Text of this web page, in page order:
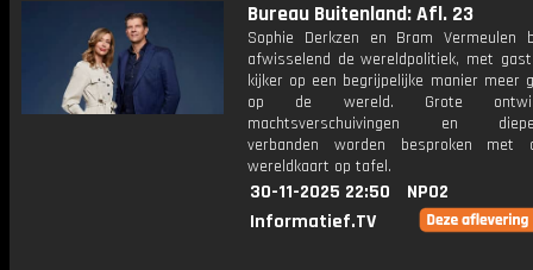
Bureau Buitenland: Afl. 23
Sophie Derkzen en Bram Vermeulen
afwisselend de wereldpolitiek, met
kijker op een begrijpelijke manier meer
op de wereld. Grote
machtsverschuivingen en
verbanden worden besproken met
wereldkaart op tafel.
30-11-2025 22:50
NPO2
Informatief.TV